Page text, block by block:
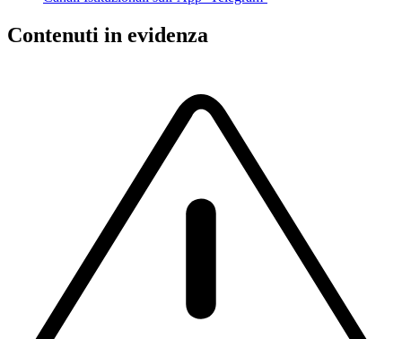
Contenuti in evidenza